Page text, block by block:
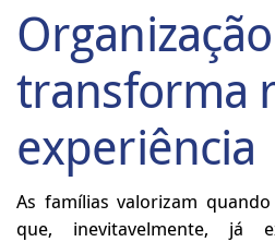
Organização
transforma
experiência
As famílias valorizam
que, inevitavelmente, já